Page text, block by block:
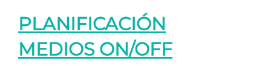
PLANIFICACIÓN
MEDIOS ON/OFF